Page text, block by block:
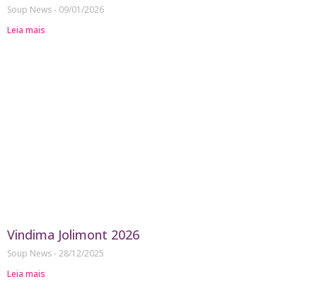
Soup News
09/01/2026
Leia mais
Vindima Jolimont 2026
Soup News 28/12/2025
Leia mais